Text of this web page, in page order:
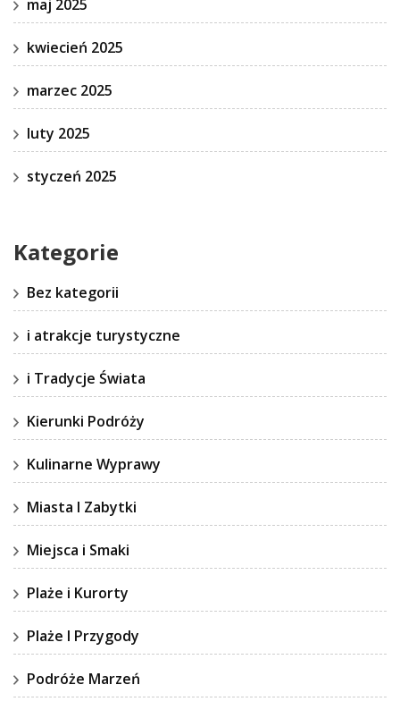
maj 2025
kwiecień 2025
marzec 2025
luty 2025
styczeń 2025
Kategorie
Bez kategorii
i atrakcje turystyczne
i Tradycje Świata
Kierunki Podróży
Kulinarne Wyprawy
Miasta I Zabytki
Miejsca i Smaki
Plaże i Kurorty
Plaże I Przygody
Podróże Marzeń